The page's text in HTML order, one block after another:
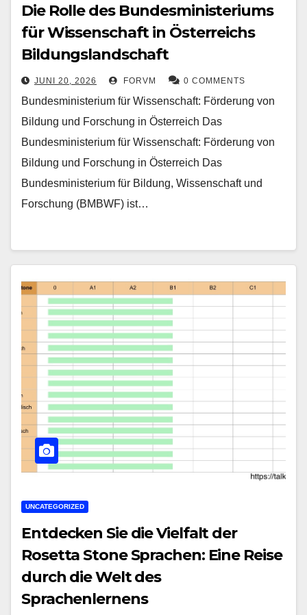
Die Rolle des Bundesministeriums
für Wissenschaft in Österreichs
Bildungslandschaft
JUNI 20, 2026 FORVM 0 COMMENTS
Bundesministerium für Wissenschaft: Förderung von
Bildung und Forschung in Österreich Das
Bundesministerium für Wissenschaft: Förderung von
Bildung und Forschung in Österreich Das
Bundesministerium für Bildung, Wissenschaft und
Forschung (BMBWF) ist…
UNCATEGORIZED
Entdecken Sie die Vielfalt der
Rosetta Stone Sprachen: Eine Reise
durch die Welt des
Sprachenlernens